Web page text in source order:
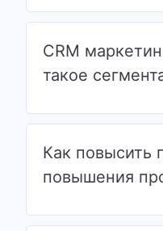
CRM
такое
Как повысить
повышения